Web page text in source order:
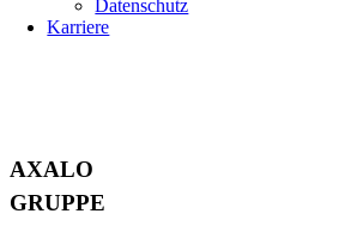
Datenschutz
Karriere
AXALO
GRUPPE